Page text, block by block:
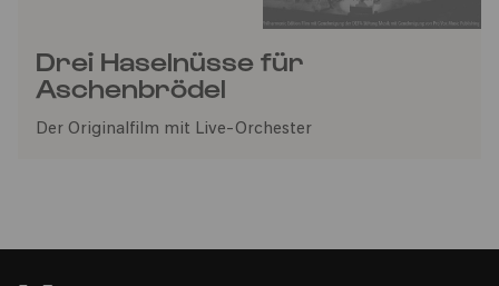
Drei Haselnüsse für
Aschenbrödel
Der Originalfilm mit Live-Orchester